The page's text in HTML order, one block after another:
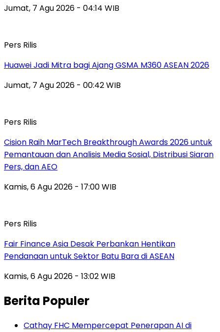
Jumat, 7 Agu 2026 - 04:14 WIB
Pers Rilis
Huawei Jadi Mitra bagi Ajang GSMA M360 ASEAN 2026
Jumat, 7 Agu 2026 - 00:42 WIB
Pers Rilis
Cision Raih MarTech Breakthrough Awards 2026 untuk
Pemantauan dan Analisis Media Sosial, Distribusi Siaran
Pers, dan AEO
Kamis, 6 Agu 2026 - 17:00 WIB
Pers Rilis
Fair Finance Asia Desak Perbankan Hentikan
Pendanaan untuk Sektor Batu Bara di ASEAN
Kamis, 6 Agu 2026 - 13:02 WIB
Berita Populer
Cathay FHC Mempercepat Penerapan AI di